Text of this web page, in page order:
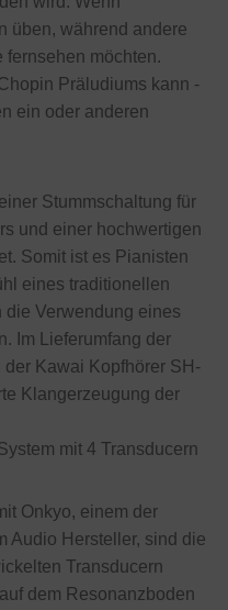
üben, während andere
möchten.
Präludiums kann -
ein oder anderen
Stummschaltung für
und einer hochwertigen
Somit ist es Pianisten
eines traditionellen
die Verwendung eines
Im Lieferumfang der
Kawai Kopfhörer SH-
Klangerzeugung der
mit 4 Transducern
Onkyo, einem der
Audio Hersteller, sind die
Transducern
dem Resonanzboden